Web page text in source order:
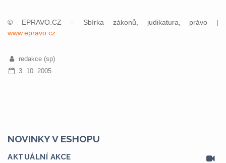
© EPRAVO.CZ – Sbírka zákonů, judikatura, právo |
www.epravo.cz
redakce (sp)
3. 10. 2005
NOVINKY V ESHOPU
AKTUÁLNÍ AKCE